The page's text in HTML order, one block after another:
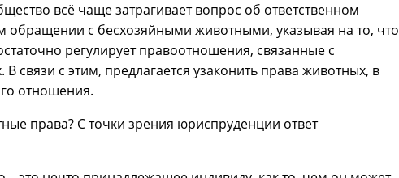
всё чаще затрагивает вопрос об ответственном
с бесхозяйными животными, указывая на то, что
регулирует правоотношения, связанные с
с этим, предлагается узаконить права животных, в
отношения.
права? С точки зрения юриспруденции ответ